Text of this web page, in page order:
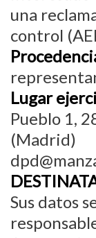
una
control
Lugar
Pueblo 1,
(Madrid)
Sus datos